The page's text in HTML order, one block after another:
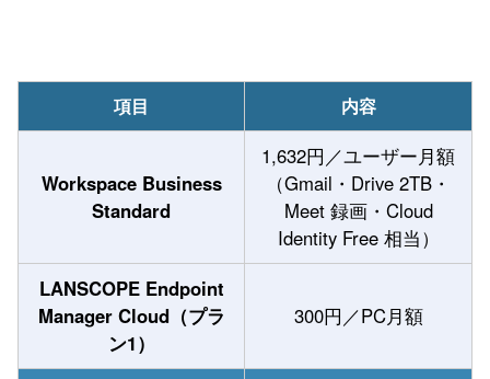
項目 内容
Workspace Business
Standard
1,632円／ユーザー月額
（Gmail・Drive 2TB・
Meet 録画・Cloud
Identity Free 相当）
LANSCOPE Endpoint
Manager Cloud（プラ
ン1）
300円／PC月額